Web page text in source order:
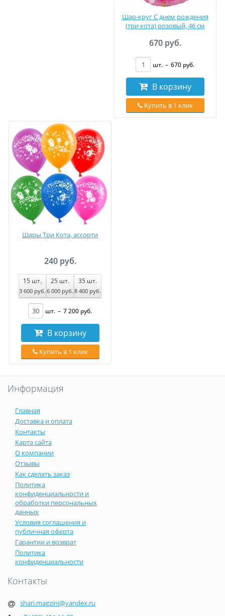
Шар-круг С днем рождения
(три кота) розовый, 46 см
670 руб.
шт. – 670 руб.
В корзину
Купить в 1 клик
Шары Три Кота, ассорти
240 руб.
15 шт.
3 600 руб.
25 шт.
6 000 руб.
35 шт.
8 400 руб.
шт. – 7 200 руб.
В корзину
Купить в 1 клик
Информация
Главная
Доставка и оплата
Контакты
Карта сайта
О компании
Отзывы
Как сделать заказ
Политика
конфиденциальности и
обработки персональных
данных
Условия соглашения и
публичная оферта
Гарантии и возврат
Политика
конфиденциальности
Контакты
shari.magzini@yandex.ru